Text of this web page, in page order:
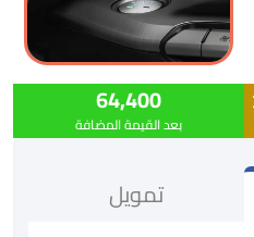
64,400
بعد القيمة المضافة
تمويل